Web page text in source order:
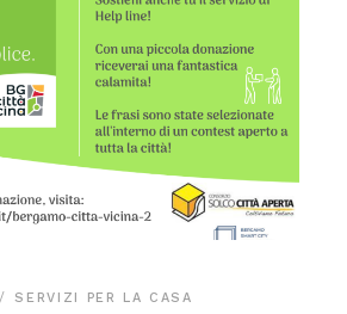
SERVIZI PER LA CASA